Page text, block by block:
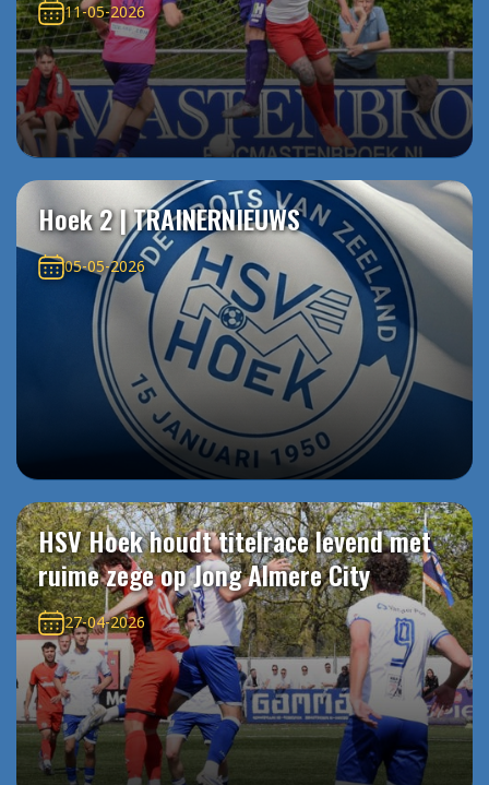
11-05-2026
Hoek 2 | TRAINERNIEUWS
05-05-2026
HSV Hoek houdt titelrace levend met
ruime zege op Jong Almere City
27-04-2026